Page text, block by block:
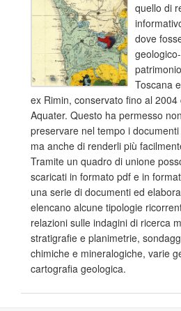
quello di
dove
Toscana
ex Rimin, conservato fino al
Aquater. Questo ha permesso
preservare nel tempo i
ma anche di renderli più
Tramite un quadro di unione
scaricati in formato pdf e in
una serie di documenti ed
elencano alcune tipologie
relazioni sulle indagini di ricerca
stratigrafie e planimetrie,
chimiche e mineralogiche, varie
cartografia geologica.